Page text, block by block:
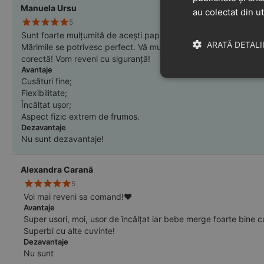
Manuela Ursu
5
Sunt foarte mulțumită de acești papucei! Bebe îi poartă cu
Mărimile se potrivesc perfect. Vă mulțumesc pentru că mi-ați
corectă! Vom reveni cu siguranță!
Avantaje
Cusături fine;
Flexibilitate;
Încălțat ușor;
Aspect fizic extrem de frumos.
Dezavantaje
Nu sunt dezavantaje!
Alexandra Carană
5
Voi mai reveni sa comand!❤️
Avantaje
Super usori, moi, usor de încălțat iar bebe merge foarte bine
Superbi cu alte cuvinte!
Dezavantaje
Nu sunt
au colectat din
ARATĂ